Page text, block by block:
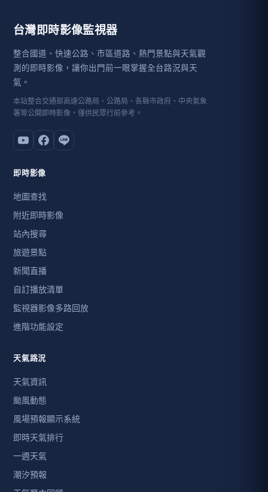
台灣即時影像監視器
整合國道、快速公路、市區道路、熱門景點與天氣觀
測的即時影像，讓你出門前一眼掌握全台路況與天
氣。
本站整合交通部高速公路局、公路局、各縣市政府、中央氣象
署等公開即時影像，僅供民眾行前參考。
即時影像
地圖查找
附近即時影像
站內搜尋
旅遊景點
新聞直播
自訂播放清單
監視器影像多路回放
進階功能設定
天氣路況
天氣資訊
颱風動態
風場預報顯示系統
即時天氣排行
一週天氣
潮汐預報